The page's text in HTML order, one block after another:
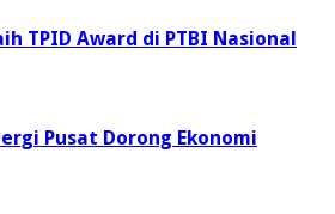
TPID Award di PTBI Nasional
Pusat Dorong Ekonomi